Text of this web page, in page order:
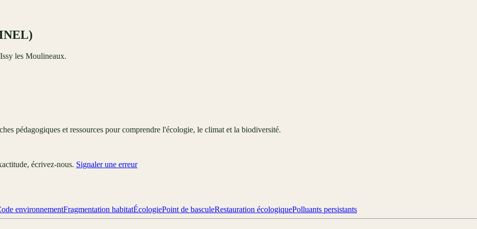
les Moulineaux.
pédagogiques et ressources pour comprendre l'écologie, le climat et la biodiversité.
écrivez-nous. Signaler une erreur
environnementFragmentation habitatÉcologiePoint de basculeRestauration écologiquePolluants persistants